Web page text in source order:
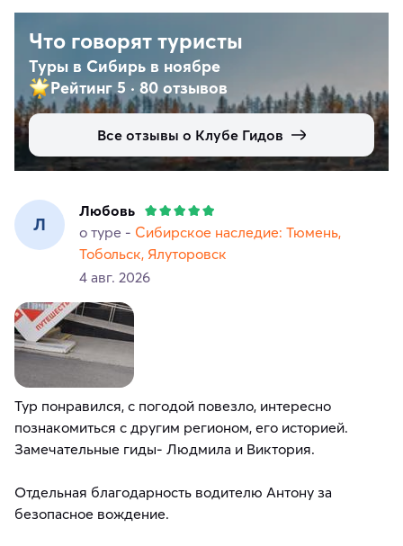
Что говорят туристы
Туры в Сибирь в ноябре
Рейтинг 5 · 80 отзывов
Все отзывы о Клубе Гидов
Л
Любовь
о туре - Сибирское наследие: Тюмень,
Тобольск, Ялуторовск
4 авг. 2026
Тур понравился, с погодой повезло, интересно
познакомиться с другим регионом, его историей.
Замечательные гиды- Людмила и Виктория.
Отдельная благодарность водителю Антону за
безопасное вождение.